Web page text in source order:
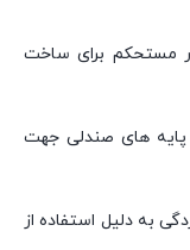
مستحکم برای ساخت
پایه های صندلی جهت
به دلیل استفاده از